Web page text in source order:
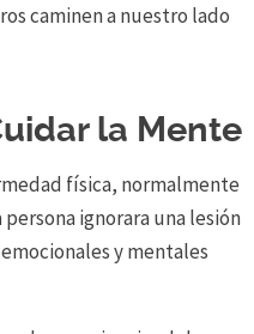
caminen a nuestro lado
la Mente
física, normalmente
ignorara una lesión
y mentales